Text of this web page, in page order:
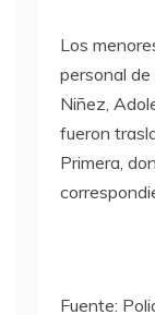
Los
personal
Niñez,
fueron
Primera,
Fuente: